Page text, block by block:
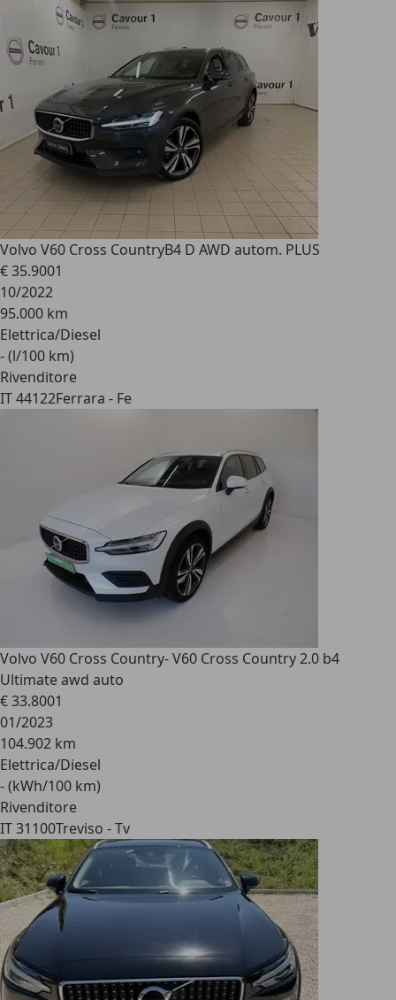
Volvo V60 Cross CountryB4 D AWD autom. PLUS
€ 35.9001
10/2022
95.000 km
Elettrica/Diesel
- (l/100 km)
Rivenditore
IT 44122Ferrara - Fe
Volvo V60 Cross Country- V60 Cross Country 2.0 b4
Ultimate awd auto
€ 33.8001
01/2023
104.902 km
Elettrica/Diesel
- (kWh/100 km)
Rivenditore
IT 31100Treviso - Tv